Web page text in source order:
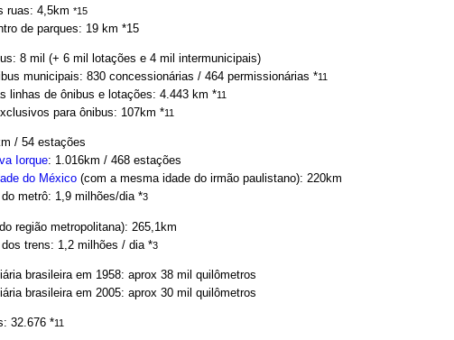
ruas: 4,5km *15
de parques: 19 km *15
8 mil (+ 6 mil lotações e 4 mil intermunicipais)
municipais: 830 concessionárias / 464 permissionárias *11
linhas de ônibus e lotações: 4.443 km *11
para ônibus: 107km *11
/ 54 estações
Iorque: 1.016km / 468 estações
do México (com a mesma idade do irmão paulistano): 220km
metrô: 1,9 milhões/dia *3
região metropolitana): 265,1km
trens: 1,2 milhões / dia *3
brasileira em 1958: aprox 38 mil quilômetros
brasileira em 2005: aprox 30 mil quilômetros
32.676 *11